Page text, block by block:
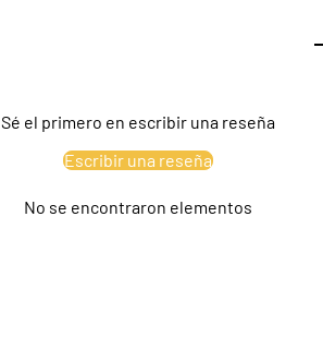
Sé el primero en escribir una reseña
Escribir una reseña
No se encontraron elementos